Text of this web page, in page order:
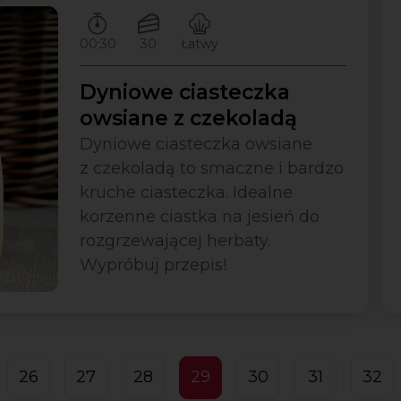
Czas przygotowywania:
00:30
Ilość porcji:
30
Poziom trudności:
Łatwy
Dyniowe ciasteczka
owsiane z czekoladą
Dyniowe ciasteczka owsiane
z czekoladą to smaczne i bardzo
kruche ciasteczka. Idealne
korzenne ciastka na jesień do
rozgrzewającej herbaty.
Wypróbuj przepis!
26 27 28 29 30 31 32